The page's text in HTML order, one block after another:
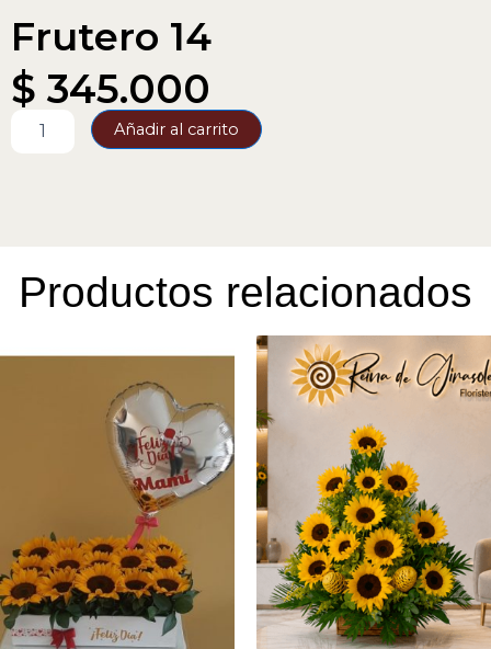
Frutero 14
$ 345.000
Añadir al carrito
Productos relacionados